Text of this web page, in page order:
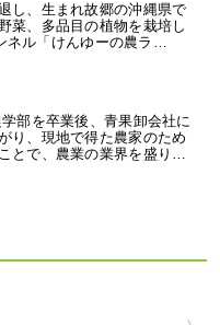
し、生まれ故郷の沖縄県で
菜、多品目の植物を栽培し
ネル「けんゆーの農ラ…
部を卒業後、青果卸会社に
り、現地で得た農家のため
とで、農業の業界を盛り…